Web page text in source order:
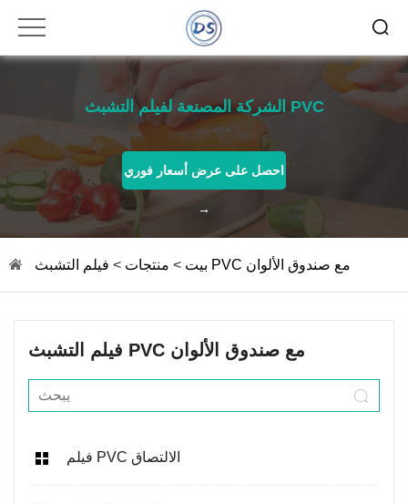
الشركة المصنعة لفيلم التشبث PVC
احصل على عرض أسعار فوري
→
بيت > منتجات > فيلم التشبث PVC مع صندوق الألوان
فيلم التشبث PVC مع صندوق الألوان
فيلم PVC الالتصاق